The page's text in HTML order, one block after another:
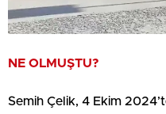
NE OLMUŞTU?
Semih Çelik, 4 Ekim